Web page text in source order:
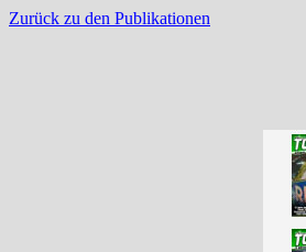
Zurück zu den Publikationen